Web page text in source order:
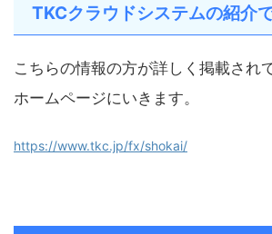
TKCクラウドシステムの紹介
こちらの情報の方が詳しく掲載され
ホームページにいきます。
https://www.tkc.jp/fx/shokai/